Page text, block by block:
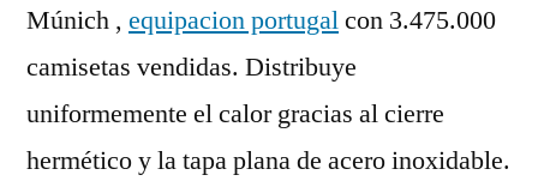
Múnich , equipacion portugalcon 3.475.000
camisetas vendidas. Distribuye
uniformemente el calor gracias al cierre
hermético y la tapa plana de acero inoxidable.